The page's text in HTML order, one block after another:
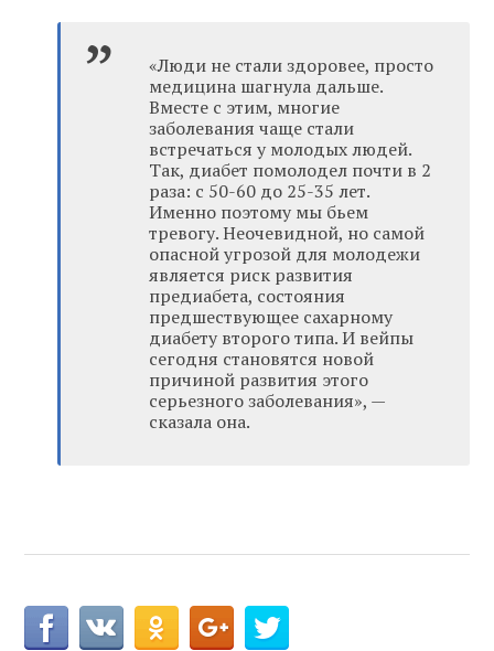
«‎Люди не стали здоровее, просто
медицина шагнула дальше.
Вместе с этим, многие
заболевания чаще стали
встречаться у молодых людей.
Так, диабет помолодел почти в 2
раза: с 50-60 до 25-35 лет.
Именно поэтому мы бьем
тревогу. Неочевидной, но самой
опасной угрозой для молодежи
является риск развития
предиабета, состояния
предшествующее сахарному
диабету второго типа. И вейпы
сегодня становятся новой
причиной развития этого
серьезного заболевания», —
сказала она.